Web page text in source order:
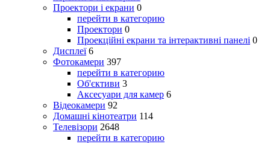
Проектори і екрани 0
перейти в категорию
Проектори 0
Проекційні екрани та інтерактивні панелі 0
Дисплеї 6
Фотокамери 397
перейти в категорию
Об'єктиви 3
Аксесуари для камер 6
Відеокамери 92
Домашні кінотеатри 114
Телевізори 2648
перейти в категорию